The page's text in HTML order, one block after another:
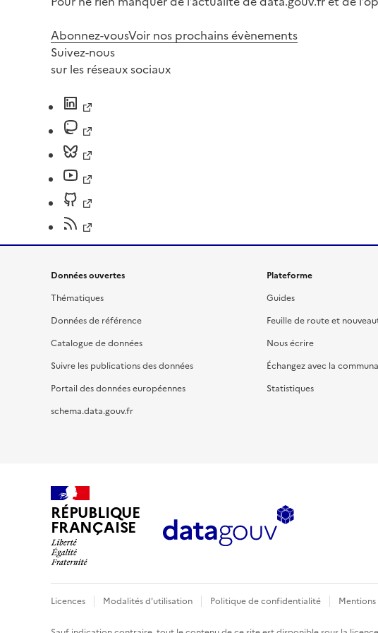
Abonnez-vousVoir nos prochains évènements
Suivez-nous
sur les réseaux sociaux
Données ouvertes
Thématiques
Données de référence
Catalogue de données
Suivre les publications des données
Portail des données européennes
schema.data.gouv.fr
Plateforme
Guides
Feuille de route et
Nous écrire
Échangez avec la
Statistiques
RÉPUBLIQUE
FRANÇAISE
Licences Modalités d'utilisation Politique de confidentialité Mentions